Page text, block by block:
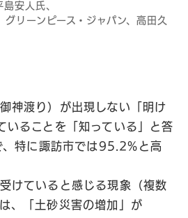
安人氏、
リーンピース・ジャパン、高田久
神渡り）が出現しない「明け
いることを「知っている」と答
特に諏訪市では95.2%と高
けていると感じる現象（複数
、「土砂災害の増加」が